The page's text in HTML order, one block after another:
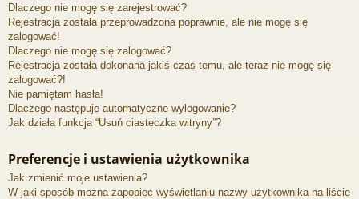
Dlaczego nie mogę się zarejestrować?
Rejestracja została przeprowadzona poprawnie, ale nie mogę się
zalogować!
Dlaczego nie mogę się zalogować?
Rejestracja została dokonana jakiś czas temu, ale teraz nie mogę się
zalogować?!
Nie pamiętam hasła!
Dlaczego następuje automatyczne wylogowanie?
Jak działa funkcja “Usuń ciasteczka witryny”?
Preferencje i ustawienia użytkownika
Jak zmienić moje ustawienia?
W jaki sposób można zapobiec wyświetlaniu nazwy użytkownika na liście